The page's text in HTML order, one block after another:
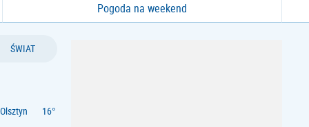
Pogoda na weekend
ŚWIAT